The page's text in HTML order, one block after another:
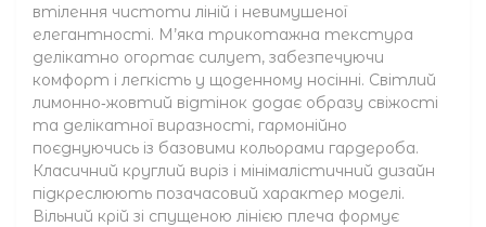
втілення чистоти ліній і невимушеної
елегантності. М’яка трикотажна текстура
делікатно огортає силует, забезпечуючи
комфорт і легкість у щоденному носінні. Світлий
лимонно‑жовтий відтінок додає образу свіжості
та делікатної виразності, гармонійно
поєднуючись із базовими кольорами гардероба.
Класичний круглий виріз і мінімалістичний дизайн
підкреслюють позачасовий характер моделі.
Вільний крій зі спущеною лінією плеча формує